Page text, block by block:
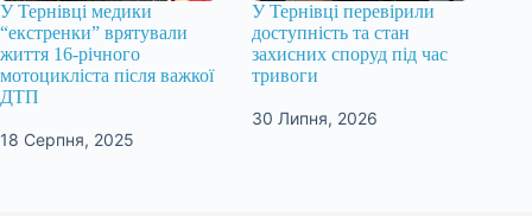
У Тернівці медики
“екстренки” врятували
життя 16-річного
мотоцикліста після важкої
ДТП
18 Серпня, 2025
У Тернівці перевірили
доступність та стан
захисних споруд під час
тривоги
30 Липня, 2026